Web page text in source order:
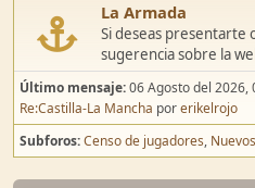
La Armada
Si deseas presentarte
sugerencia sobre la
Último mensaje:06 Agosto del 2026,
Re:Castilla-La Mancha porerikelrojo
Subforos Censo de jugadores